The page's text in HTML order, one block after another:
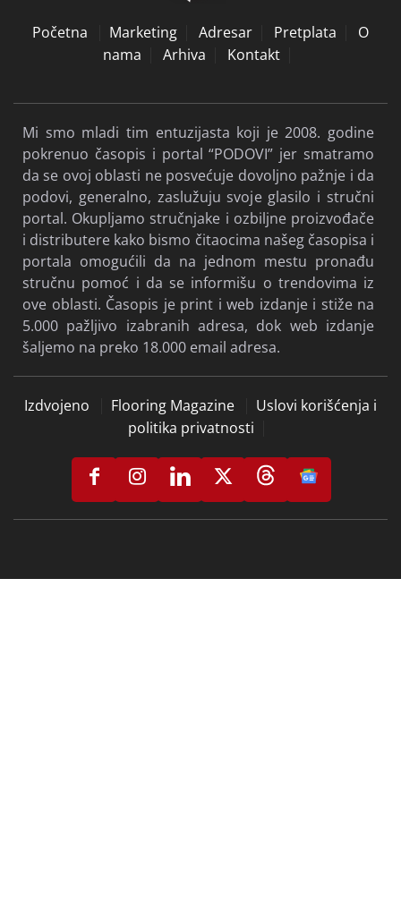
Početna Marketing Adresar Pretplata
O
nama
Arhiva Kontakt
Mi smo mladi tim entuzijasta koji je 2008. godine
pokrenuo časopis i portal “PODOVI” jer smatramo
da se ovoj oblasti ne posvećuje dovoljno pažnje i da
podovi, generalno, zaslužuju svoje glasilo i stručni
portal. Okupljamo stručnjake i ozbiljne proizvođače
i distributere kako bismo čitaocima našeg časopisa i
portala omogućili da na jednom mestu pronađu
stručnu pomoć i da se informišu o trendovima iz
ove oblasti. Časopis je print i web izdanje i stiže na
5.000 pažljivo izabranih adresa, dok web izdanje
šaljemo na preko 18.000 email adresa.
Izdvojeno Flooring Magazine
Uslovi korišćenja i
politika privatnosti